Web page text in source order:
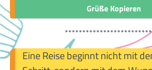
Grüße Kopieren
Eine Reise beginnt nicht mit